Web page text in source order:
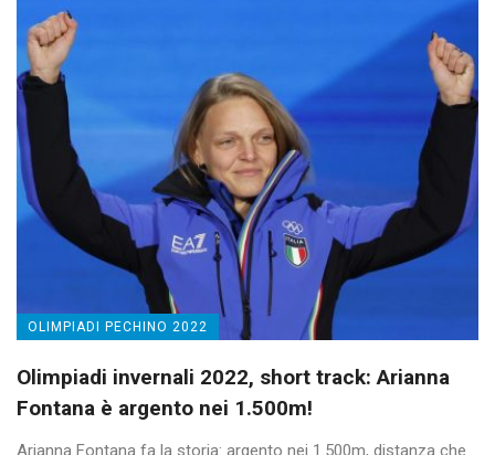
OLIMPIADI PECHINO 2022
Olimpiadi invernali 2022, short track: Arianna
Fontana è argento nei 1.500m!